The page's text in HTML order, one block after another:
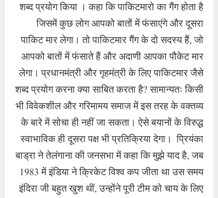
शब्द प्रयोग किया । कहा कि पाकिटमारो का गैंग होता है
जिसमें कुछ लोग आपको बातों में फंसाएंगे और दूसरा
पाकिट मार लेगा। तो पाकिटमार गैंग के दो सदस्य हैं, जो
आपको बातों में फंसाते हैं और अदाणी आपका पौकेट मार
लेगा। प्रधानमंत्री और गृहमंत्री के लिए पाकिटमार जैसे
शब्द प्रयोग करना क्या साबित करता है? सामान्यतः किसी
भी विवेकशील और गरिमामय समाज में इस तरह के वक्तव्य
के बारे में सोचा ही नहीं जा सकता। ऐसे बयानों के विरुद्ध
स्वाभाविक ही दूसरा पक्ष भी प्रतिक्रिया देगा। प्रियंका
बाड्रा ने तेलंगाना की जनसभा में कहा कि मुझे याद है, जब
1983 में इंडिया ने क्रिकेट विश्व कप जीता था उस समय
इंदिरा जी बहुत खुश थीं, उन्होंने पूरी टीम को चाय के लिए